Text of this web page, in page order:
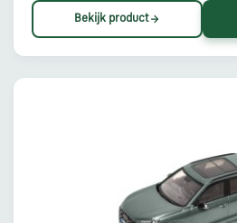
Bekijk product